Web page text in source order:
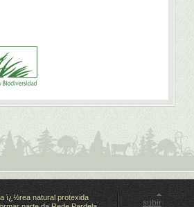
ï¿½rea natural protexida
subir